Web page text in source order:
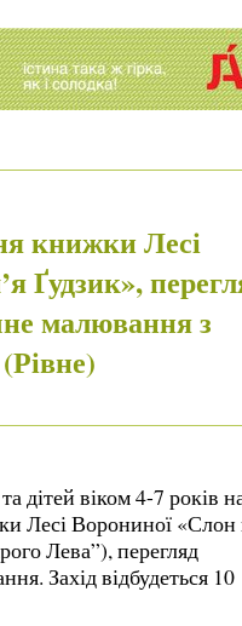
книжки Лесі
Ґудзик»,
малювання з
дітей віком 4-7 років
Лесі Ворониної «Слон
Лева”), перегляд
Захід відбудеться 10